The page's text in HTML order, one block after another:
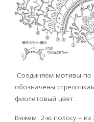
Соединяем мотивы по
обозначены
фиолетовый цвет.
Вяжем 2-ю полосу – из